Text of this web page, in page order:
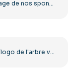
Un massage de nos sponsors : icône carrée noire arrondie – Téléchargement PNG gratuit
Icône du logo de l'arbre vert